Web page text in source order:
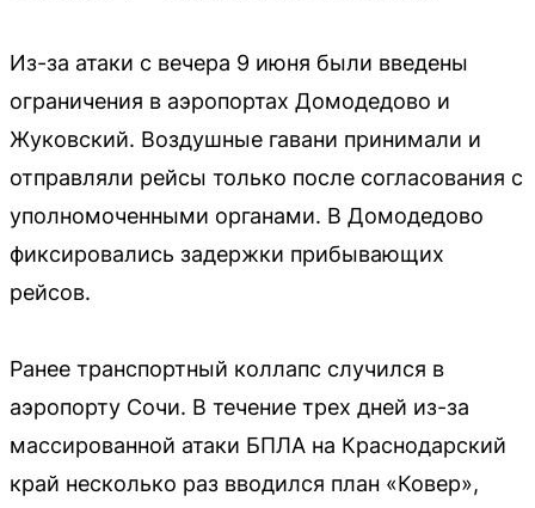
Из-за атаки с вечера 9 июня были введены
ограничения в аэропортах Домодедово и
Жуковский. Воздушные гавани принимали и
отправляли рейсы только после согласования с
уполномоченными органами. В Домодедово
фиксировались задержки прибывающих
рейсов.
Ранее транспортный коллапс случился в
аэропорту Сочи. В течение трех дней из-за
массированной атаки БПЛА на Краснодарский
край несколько раз вводился план «Ковер»,